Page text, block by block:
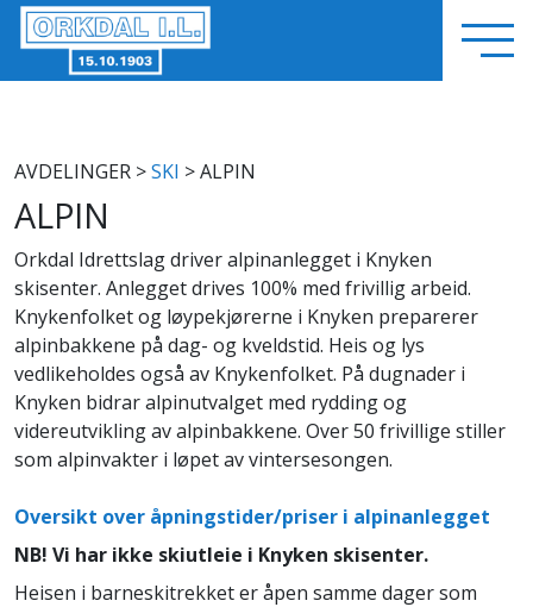
AVDELINGER >SKI > ALPIN
ALPIN
Orkdal Idrettslag driver alpinanlegget i Knyken
skisenter. Anlegget drives 100% med frivillig arbeid.
Knykenfolket og løypekjørerne i Knyken preparerer
alpinbakkene på dag- og kveldstid. Heis og lys
vedlikeholdes også av Knykenfolket. På dugnader i
Knyken bidrar alpinutvalget med rydding og
videreutvikling av alpinbakkene. Over 50 frivillige stiller
som alpinvakter i løpet av vintersesongen.
Oversikt over åpningstider/priser i alpinanlegget
NB! Vi har ikke skiutleie i Knyken skisenter.
Heisen i barneskitrekket er åpen samme dager som